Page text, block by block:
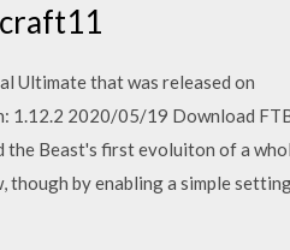
Ultimate that was released on
1.12.2 2020/05/19 Download
the Beast's first evoluiton of a
though by enabling a simple